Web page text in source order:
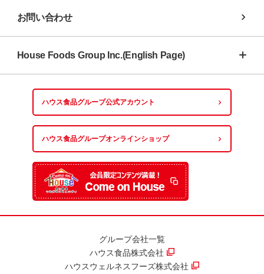
お問い合わせ
House Foods Group Inc.(English Page)
ハウス食品グループ公式アカウント
ハウス食品グループオンラインショップ
グループ会社一覧
ハウス食品株式会社
ハウスウェルネスフーズ株式会社